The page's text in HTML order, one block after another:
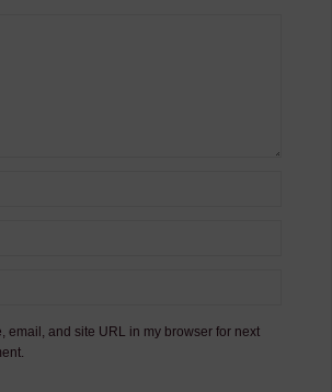
email, and site URL in my browser for next